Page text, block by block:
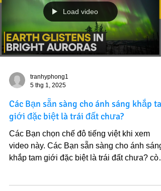
Load video
tranhyphong1
Các Bạn sẵn sàng cho ánh sáng khắp
giới đặc biệt là trái đất chưa?
video này. Các Bạn sẵn sàng cho ánh sáng